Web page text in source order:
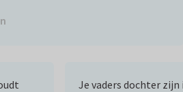
Je vaders dochter zijn